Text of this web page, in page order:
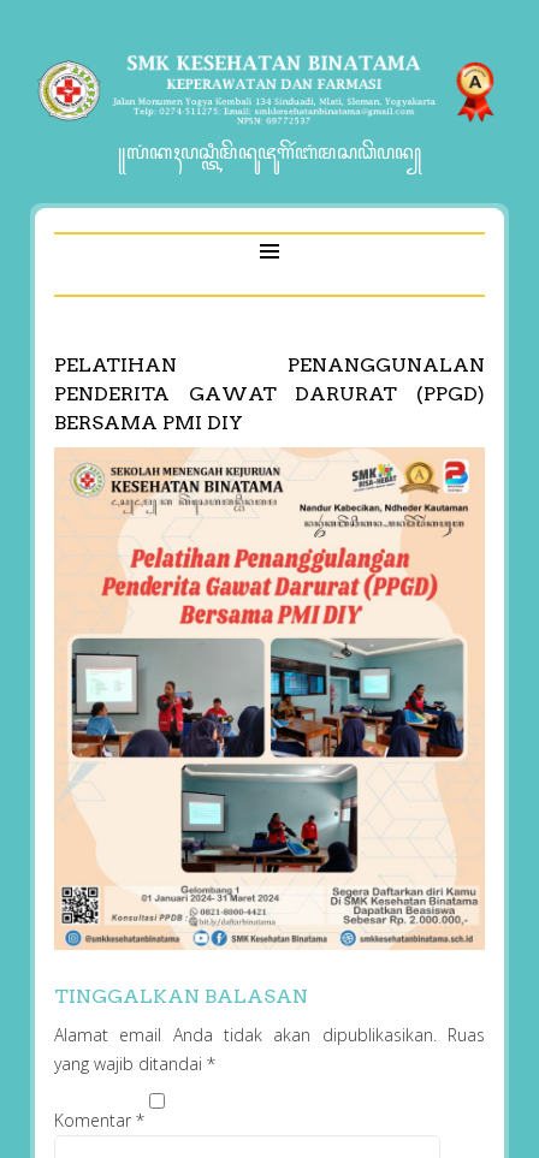
꧋ꦭꦁꦏꦃꦥꦱ꧀ꦠꦶꦩꦼꦤꦸꦗꦸꦒꦼꦂꦧꦁꦩꦱꦣꦼꦥꦤ꧀
PELATIHAN PENANGGUNALAN
PENDERITA GAWAT DARURAT (PPGD)
BERSAMA PMI DIY
TINGGALKAN BALASAN
Alamat email Anda tidak akan dipublikasikan. Ruas
yang wajib ditandai *
Komentar *